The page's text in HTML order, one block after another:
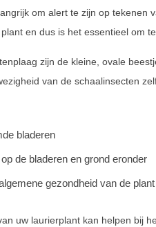
om alert te zijn op tekenen
en dus is het essentieel om
zijn de kleine, ovale
van de schaalinsecten
bladeren
de bladeren en grond eronder
gezondheid van de plant
uw laurierplant kan helpen bij